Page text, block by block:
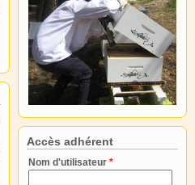
Accès adhérent
Nom d'utilisateur *